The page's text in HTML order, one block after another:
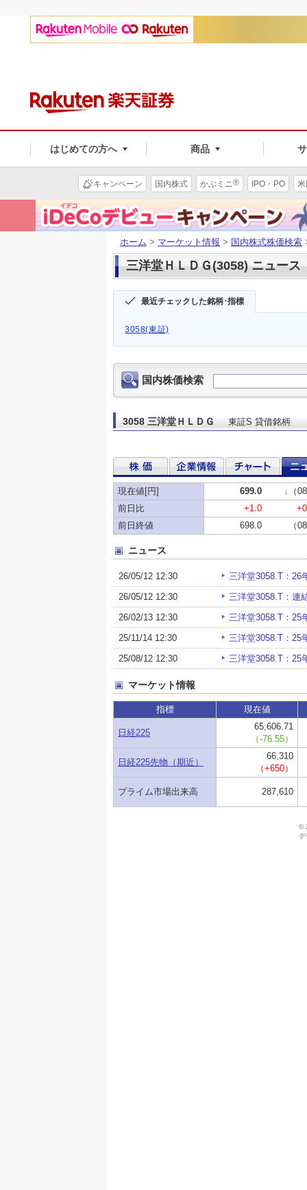
はじめての方へ 商品
キャンペーン 国内株式 かぶミニ® IPO・PO
ホーム > マーケット情報 > 国内株式株価検索
三洋堂ＨＬＤＧ(3058) ニュース
最近チェックした銘柄･指標
3058(東証)